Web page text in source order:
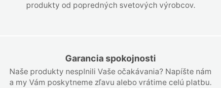
produkty od popredných svetových výrobcov.
Garancia spokojnosti
Naše produkty nesplnili Vaše očakávania? Napíšte nám
a my Vám poskytneme zľavu alebo vrátime celú platbu.